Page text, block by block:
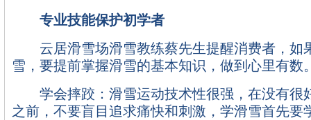
专业技能保护初学者
云居滑雪场滑雪教练蔡先生提醒消费者，如
雪，要提前掌握滑雪的基本知识，做到心里有数
学会摔跤：滑雪运动技术性很强，在没有很
之前，不要盲目追求痛快和刺激，学滑雪首先要